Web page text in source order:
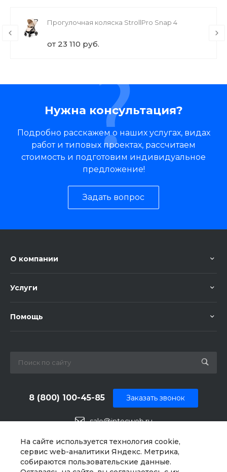
На сайте используется технология cookie,
сервис web-аналитики Яндекс. Метрика,
собираются пользовательские данные.
Прогулочная коляска StrollPro Snap 4
от 23 110 руб.
Нужна консультация?
Подробно расскажем о наших услугах, видах
работ и типовых проектах, рассчитаем
стоимость и подготовим индивидуальное
предложение!
Задать вопрос
О компании
Услуги
Помощь
8 (800) 100-45-85
sale@intecweb.ru
Заказать звонок
г. Москва, ул. Люсиновская, д. 39